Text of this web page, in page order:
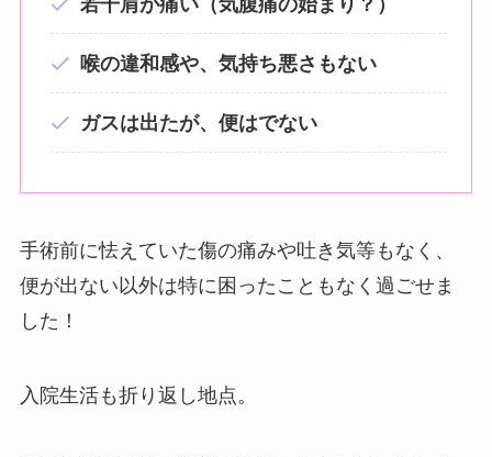
喉の違和感や、気持ち悪さもない
ガスは出たが、便はでない
手術前に怯えていた傷の痛みや吐き気等もなく、
便が出ない以外は特に困ったこともなく過ごせま
した！
入院生活も折り返し地点。